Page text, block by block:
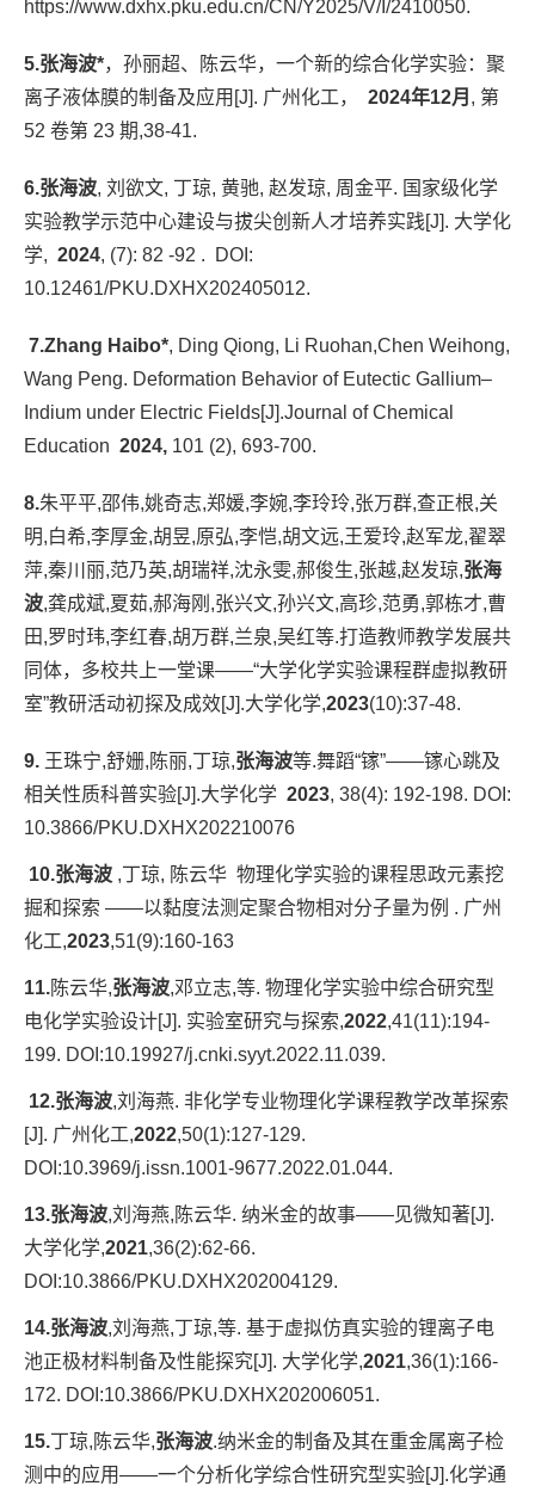
https://www.dxhx.pku.edu.cn/CN/Y2025/V/I/2410050.
5.张海波*，孙丽超、陈云华，一个新的综合化学实验：聚
离子液体膜的制备及应用 [J]. 广州化工， 2024年12月 , 第
52 卷第 23 期,38-41.
6.张海波, 刘欲文, 丁琼, 黄驰, 赵发琼, 周金平. 国家级化学
实验教学示范中心建设与拔尖创新人才培养实践[J]. 大学化
学, 2024, (7): 82 -92 . DOI:
10.12461/PKU.DXHX202405012.
7.Zhang Haibo*, Ding Qiong, Li Ruohan,Chen Weihong,
Wang Peng. Deformation Behavior of Eutectic Gallium–
Indium under Electric Fields[J].Journal of Chemical
Education 2024, 101 (2), 693-700.
8.朱平平,邵伟,姚奇志,郑媛,李婉,李玲玲,张万群,查正根,关
明,白希,李厚金,胡昱,原弘,李恺,胡文远,王爱玲,赵军龙,翟翠
萍,秦川丽,范乃英,胡瑞祥,沈永雯,郝俊生,张越,赵发琼,张海
波,龚成斌,夏茹,郝海刚,张兴文,孙兴文,高珍,范勇,郭栋才,曹
田,罗时玮,李红春,胡万群,兰泉,吴红等.打造教师教学发展共
同体，多校共上一堂课——“大学化学实验课程群虚拟教研
室”教研活动初探及成效[J].大学化学,2023(10):37-48.
9. 王珠宁,舒姗,陈丽,丁琼,张海波等.舞蹈“镓”——镓心跳及
相关性质科普实验[J].大学化学 2023, 38(4): 192-198. DOI:
10.3866/PKU.DXHX202210076
10.张海波 ,丁琼, 陈云华 物理化学实验的课程思政元素挖
掘和探索 ——以黏度法测定聚合物相对分子量为例 . 广州
化工,2023,51(9):160-163
11.陈云华,张海波,邓立志,等. 物理化学实验中综合研究型
电化学实验设计[J]. 实验室研究与探索,2022,41(11):194-
199. DOI:10.19927/j.cnki.syyt.2022.11.039.
12.张海波,刘海燕. 非化学专业物理化学课程教学改革探索
[J]. 广州化工,2022,50(1):127-129.
DOI:10.3969/j.issn.1001-9677.2022.01.044.
13.张海波,刘海燕,陈云华. 纳米金的故事——见微知著[J].
大学化学,2021,36(2):62-66.
DOI:10.3866/PKU.DXHX202004129.
14.张海波,刘海燕,丁琼,等. 基于虚拟仿真实验的锂离子电
池正极材料制备及性能探究[J]. 大学化学,2021,36(1):166-
172. DOI:10.3866/PKU.DXHX202006051.
15.丁琼,陈云华,张海波.纳米金的制备及其在重金属离子检
测中的应用——一个分析化学综合性研究型实验[J].化学通